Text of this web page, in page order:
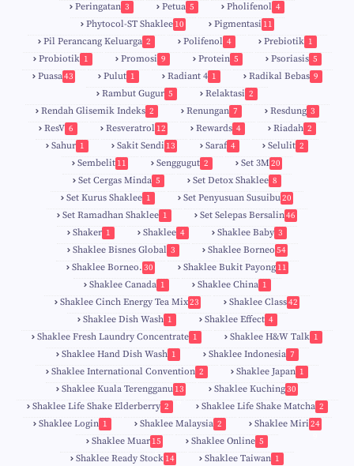
Peringatan 3 Petua 5 Pholifenol 4
Phytocol-ST Shaklee 10 Pigmentasi 11
Pil Perancang Keluarga 2 Polifenol 4 Prebiotik 1
Probiotik 1 Promosi 9 Protein 5 Psoriasis 5
Puasa43 Pulut 1 Radiant 4 1 Radikal Bebas 9
Rambut Gugur 5 Relaktasi 2
Rendah Glisemik Indeks 2 Renungan 7 Resdung 3
ResV 6 Resveratrol 12 Rewards 4 Riadah 2
Sahur 1 Sakit Sendi 13 Saraf 4 Selulit 2
Sembelit 11 Senggugut 2 Set 3M20
Set Cergas Minda 5 Set Detox Shaklee 8
Set Kurus Shaklee 1 Set Penyusuan Susuibu20
Set Ramadhan Shaklee 1 Set Selepas Bersalin46
Shaker 1 Shaklee 4 Shaklee Baby 3
Shaklee Bisnes Global 3 Shaklee Borneo 54
Shaklee Borneo. 30 Shaklee Bukit Payong 11
Shaklee Canada 1 Shaklee China 1
Shaklee Cinch Energy Tea Mix23 Shaklee Class42
Shaklee Dish Wash 1 Shaklee Effect 4
Shaklee Fresh Laundry Concentrate 1 Shaklee H&W Talk 1
Shaklee Hand Dish Wash 1 Shaklee Indonesia 7
Shaklee International Convention 2 Shaklee Japan 1
Shaklee Kuala Terengganu 13
Shaklee Kuching30
Shaklee Life Shake Elderberry 2 Shaklee Life Shake Matcha 2
Shaklee Login 1 Shaklee Malaysia 2 Shaklee Miri 24
Shaklee Muar 15
8
Shaklee Online 5
Shaklee Ready Stock 14 Shaklee Taiwan 1